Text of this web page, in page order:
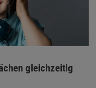
gleichzeitig